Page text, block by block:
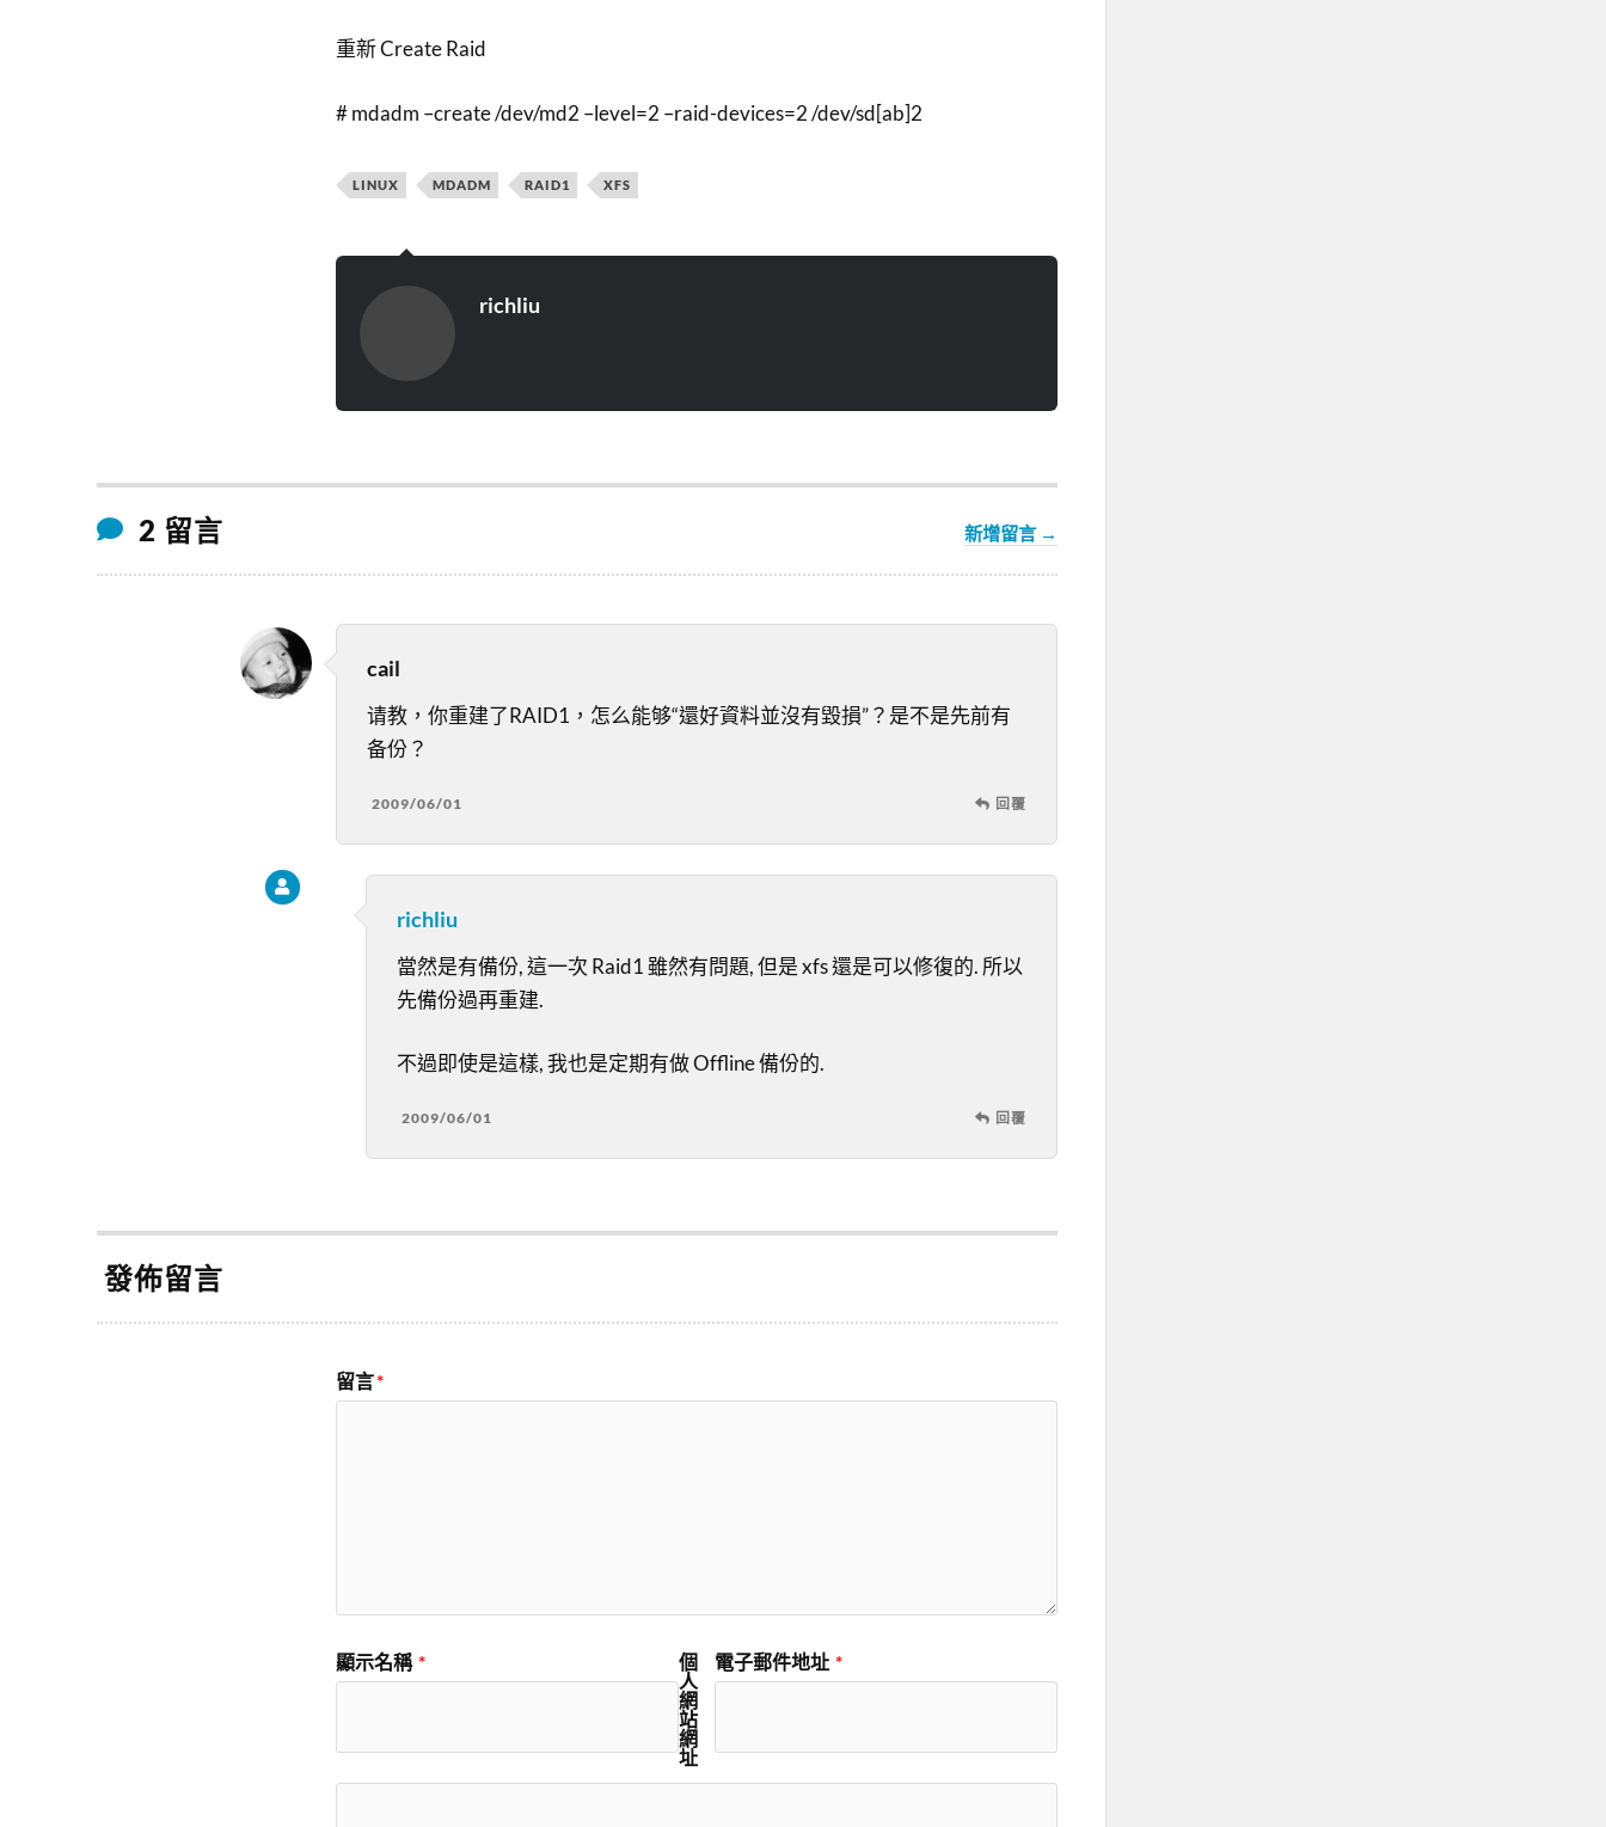
重新 Create Raid
# mdadm –create /dev/md2 –level=2 –raid-devices=2 /dev/sd[ab]2
LINUX MDADM RAID1 XFS
richliu
2 留言 新增留言 →
cail
请教，你重建了RAID1，怎么能够“還好資料並沒有毀損”？是不是先前有
备份？
2009/06/01 回覆
richliu
當然是有備份, 這一次 Raid1 雖然有問題, 但是 xfs 還是可以修復的. 所以
先備份過再重建.
不過即使是這樣, 我也是定期有做 Offline 備份的.
2009/06/01 回覆
發佈留言
留言*
顯示名稱 * 電子郵件地址 *
個
人
網
站
網
址